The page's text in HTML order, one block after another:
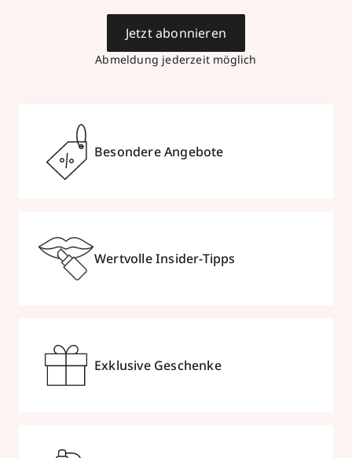
Abmeldung jederzeit möglich
Jetzt abonnieren
Besondere Angebote
Wertvolle Insider-Tipps
Exklusive Geschenke